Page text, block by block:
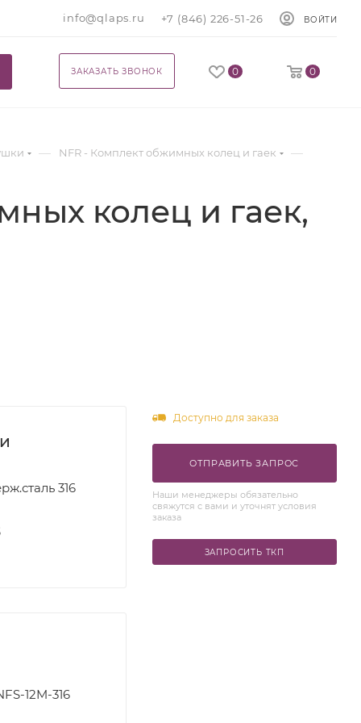
info@qlaps.ru +7 (846) 226-51-26 ВОЙТИ
0 0
ЗАКАЗАТЬ ЗВОНОК
— NFR - Комплект обжимных колец и гаек —
колец и гаек,
316
12M-316
Доступно для заказа
ОТПРАВИТЬ ЗАПРОС
Наши менеджеры обязательно
свяжутся с вами и уточнят условия
заказа
ЗАПРОСИТЬ ТКП